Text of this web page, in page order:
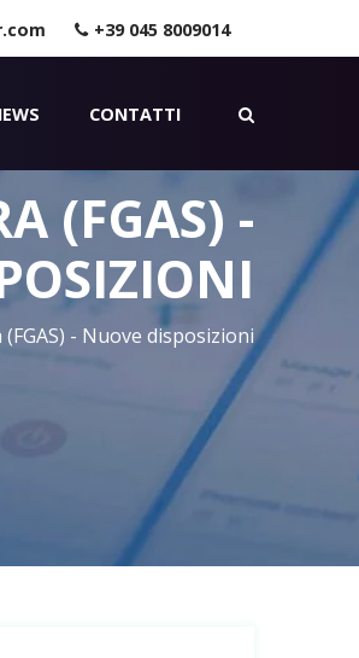
+39 045 8009014
CONTATTI
(FGAS) -
- Nuove disposizioni